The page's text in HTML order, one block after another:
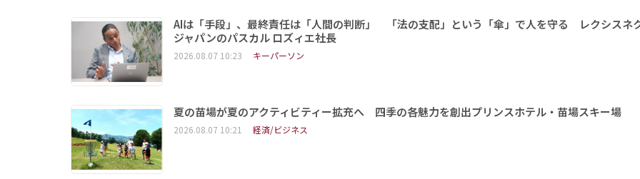
AIは「手段」、最終責任は「人間の判断」 「法の支配」という「傘」で人を守る レクシスネ
ジャパンのパスカル ロズィエ社長
2026.08.07 10:23 キーパーソン
夏の苗場が夏のアクティビティー拡充へ 四季の各魅力を創出プリンスホテル・苗場スキー場
2026.08.07 10:21 経済/ビジネス